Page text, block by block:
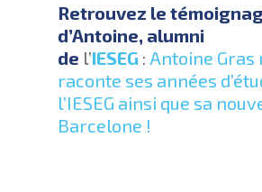
Retrouvez le
d’Antoine, alumni
de l’IESEG : Antoine Gras
raconte ses années
l’IESEG ainsi que sa
Barcelone !